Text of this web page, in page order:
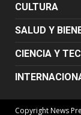
CULTURA
SALUD Y
CIENCIA Y
Copyright News